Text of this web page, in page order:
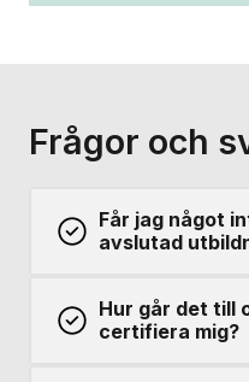
Frågor och
Får jag något
avslutad
Hur går det till
certifiera mig?